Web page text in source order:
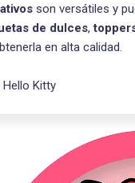
son versátiles y
de dulces,
en alta calidad.
Kitty